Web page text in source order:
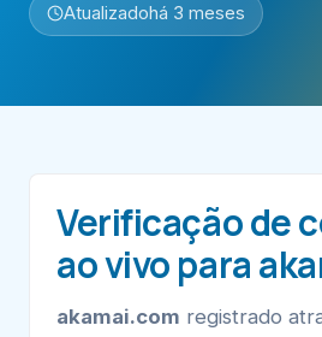
Atualizadohá 3 meses
Verificação de
ao vivo para
akamai.com registrado